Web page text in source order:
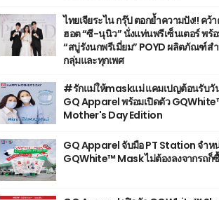
ไทยเจียระไน กรุ๊ป ตอกย้ำความปัง!! คว้
ฮอต “ซี-นุนิว” นั่งแท่นพรีเซ็นเตอร์ พร้
“สบู่รังนกพรีเมี่ยม” POYD ผลิตภัณฑ์ส
กลุ่มและทุกเพศ
#รักแม่ให้maskแม่ แคมเปญต้อนรับวั
GQ Apparel พร้อมเปิดตัว
Mother's Day Edition
GQ Apparel จับมือ PT Station จำห
GQWhite™ Mask ไม่ต้องลงจากรถก็ซื้